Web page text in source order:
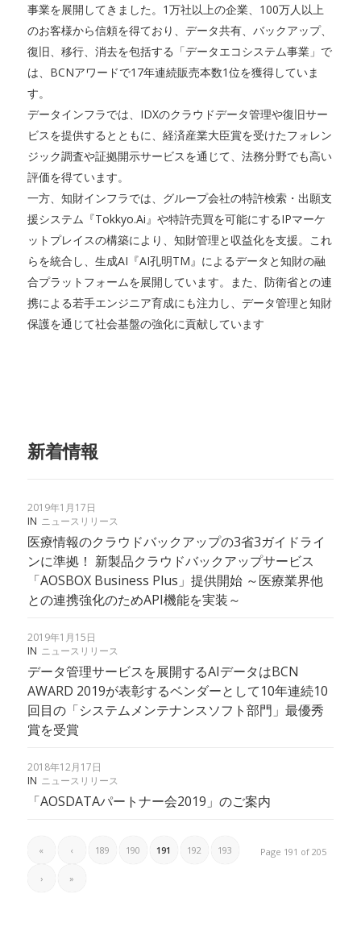
事業を展開してきました。1万社以上の企業、100万人以上
のお客様から信頼を得ており、データ共有、バックアップ、
復旧、移行、消去を包括する「データエコシステム事業」で
は、BCNアワードで17年連続販売本数1位を獲得していま
す。
データインフラでは、IDXのクラウドデータ管理や復旧サー
ビスを提供するとともに、経済産業大臣賞を受けたフォレン
ジック調査や証拠開示サービスを通じて、法務分野でも高い
評価を得ています。
一方、知財インフラでは、グループ会社の特許検索・出願支
援システム『Tokkyo.Ai』や特許売買を可能にするIPマーケ
ットプレイスの構築により、知財管理と収益化を支援。これ
らを統合し、生成AI『AI孔明TM』によるデータと知財の融
合プラットフォームを展開しています。また、防衛省との連
携による若手エンジニア育成にも注力し、データ管理と知財
保護を通じて社会基盤の強化に貢献しています
新着情報
2019年1月17日
IN ニュースリリース
医療情報のクラウドバックアップの3省3ガイドライ
ンに準拠！ 新製品クラウドバックアップサービス
「AOSBOX Business Plus」提供開始 ～医療業界他
との連携強化のためAPI機能を実装～
2019年1月15日
IN ニュースリリース
データ管理サービスを展開するAIデータはBCN
AWARD 2019が表彰するベンダーとして10年連続10
回目の「システムメンテナンスソフト部門」最優秀
賞を受賞
2018年12月17日
IN ニュースリリース
「AOSDATAパートナー会2019」のご案内
Page 191 of 205
« ‹ 189 190 191 192 193
› »